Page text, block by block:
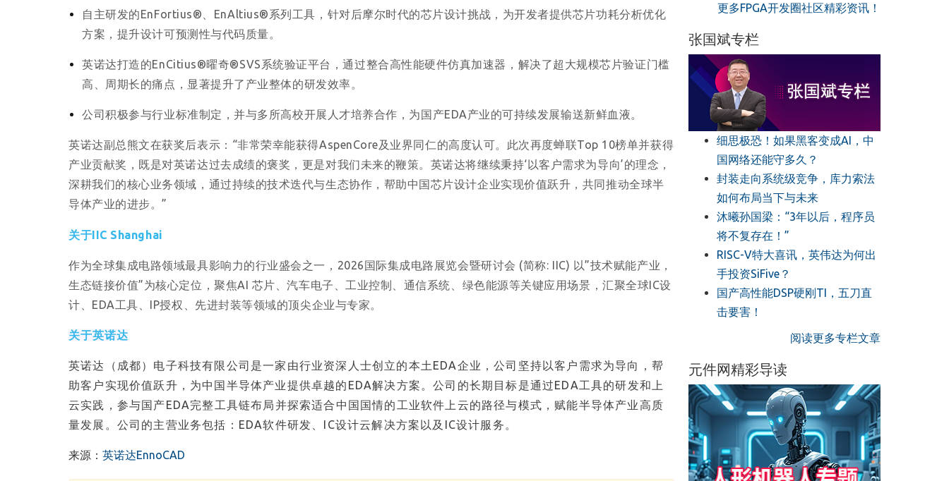
自主研发的EnFortius®、EnAltius®系列工具，针对后摩尔时代的芯片设计挑战，为开发者提供芯片功耗分析优化
方案，提升设计可预测性与代码质量。
英诺达打造的EnCitius®曜奇®SVS系统验证平台，通过整合高性能硬件仿真加速器，解决了超大规模芯片验证门槛
高、周期长的痛点，显著提升了产业整体的研发效率。
公司积极参与行业标准制定，并与多所高校开展人才培养合作，为国产EDA产业的可持续发展输送新鲜血液。
英诺达副总熊文在获奖后表示：“非常荣幸能获得AspenCore及业界同仁的高度认可。此次再度蝉联Top 10榜单并获得
产业贡献奖，既是对英诺达过去成绩的褒奖，更是对我们未来的鞭策。英诺达将继续秉持‘以客户需求为导向’的理念，
深耕我们的核心业务领域，通过持续的技术迭代与生态协作，帮助中国芯片设计企业实现价值跃升，共同推动全球半
导体产业的进步。”
关于IIC Shanghai
作为全球集成电路领域最具影响力的行业盛会之一，2026国际集成电路展览会暨研讨会 (简称: IIC) 以”技术赋能产业，
生态链接价值”为核心定位，聚焦AI 芯片、汽车电子、工业控制、通信系统、绿色能源等关键应用场景，汇聚全球IC设
计、EDA工具、IP授权、先进封装等领域的顶尖企业与专家。
关于英诺达
英诺达（成都）电子科技有限公司是一家由行业资深人士创立的本土EDA企业，公司坚持以客户需求为导向，帮
助客户实现价值跃升，为中国半导体产业提供卓越的EDA解决方案。公司的长期目标是通过EDA工具的研发和上
云实践，参与国产EDA完整工具链布局并探索适合中国国情的工业软件上云的路径与模式，赋能半导体产业高质
量发展。公司的主营业务包括：EDA软件研发、IC设计云解决方案以及IC设计服务。
来源： 英诺达EnnoCAD
更多FPGA开发圈社区精彩资讯！
张国斌专栏
细思极恐！如果黑客变成AI，中
国网络还能守多久？
封装走向系统级竞争，库力索法
如何布局当下与未来
沐曦孙国梁：“3年以后，程序员
将不复存在！”
RISC-V特大喜讯，英伟达为何出
手投资SiFive？
国产高性能DSP硬刚TI，五刀直
击要害！
阅读更多专栏文章
元件网精彩导读